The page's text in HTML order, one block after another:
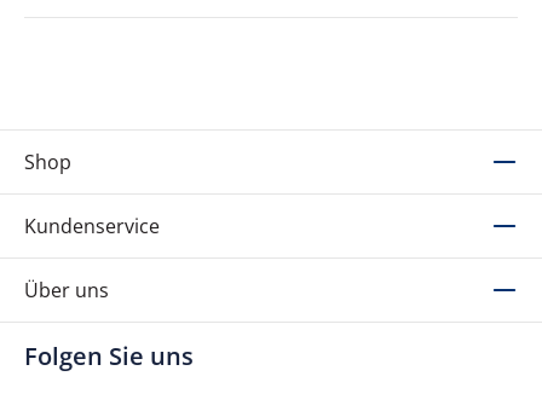
Shop
Kundenservice
Über uns
Folgen Sie uns